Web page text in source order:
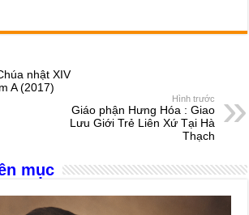
e
d
s
er ail ar
nhật XIV
A (2017)
Hình trước
Giáo phận Hưng Hóa : Giao
Lưu Giới Trẻ Liên Xứ Tại Hà
Thạch
mục